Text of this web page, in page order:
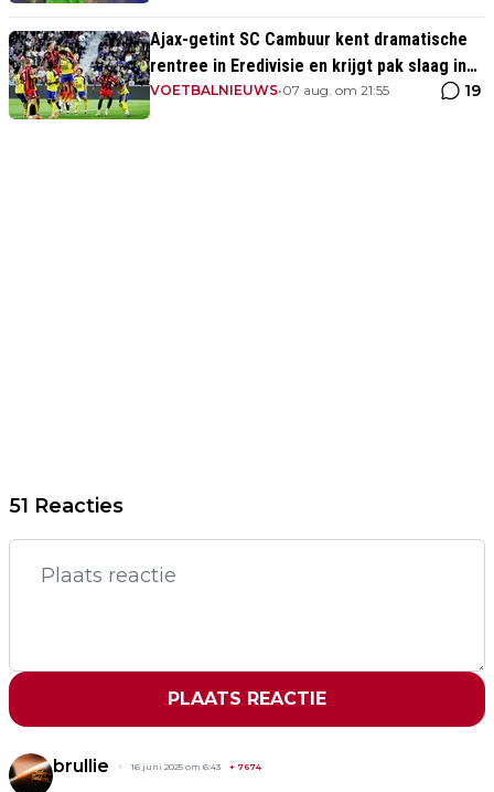
Ajax-getint SC Cambuur kent dramatische
rentree in Eredivisie en krijgt pak slaag in
eigen huis
VOETBALNIEUWS•07 aug. om 21:55 19
51 Reacties
PLAATS REACTIE
brullie 16 juni 2025 om 6:43 + 7674